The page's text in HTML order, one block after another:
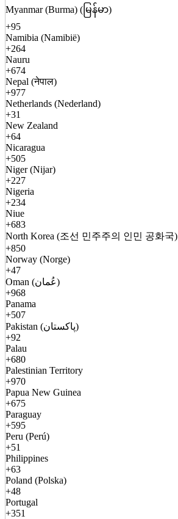
Myanmar (Burma) (မြန်မာ)
+95
Namibia (Namibië)
+264
Nauru
+674
Nepal (नेपाल)
+977
Netherlands (Nederland)
+31
New Zealand
+64
Nicaragua
+505
Niger (Nijar)
+227
Nigeria
+234
Niue
+683
North Korea (조선 민주주의 인민 공화국)
+850
Norway (Norge)
+47
Oman (عُمان)
+968
Panama
+507
Pakistan (پاکستان)
+92
Palau
+680
Palestinian Territory
+970
Papua New Guinea
+675
Paraguay
+595
Peru (Perú)
+51
Philippines
+63
Poland (Polska)
+48
Portugal
+351